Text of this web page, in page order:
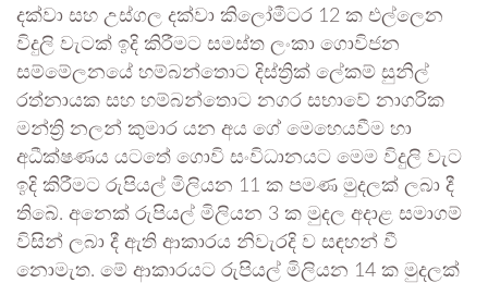
දක්වා සහ උස්ගල දක්වා කිලෝමීටර 12 ක එල්ලෙන
විදුලි වැටක් ඉදි කිරීමට සමස්ත ලංකා ගොවිජන
සම්මේලනයේ හම්බන්තොට දිස්ත්‍රික් ලේකම් සුනිල්
රත්නායක සහ හම්බන්තොට නගර සභාවේ නාගරික
මන්ත්‍රි නලන් කුමාර යන අය ගේ මෙහෙයවීම හා
අධීක්ෂණය යටතේ ගොවි සංවිධානයට මෙම විදුලි වැට
ඉදි කිරීමට රුපියල් මිලියන 11 ක පමණ මුදලක් ලබා දී
තිබේ. අනෙක් රුපියල් මිලියන 3 ක මුදල අදාළ සමාගම්
විසින් ලබා දී ඇති ආකාරය නිවැරදි ව සඳහන් වී
නොමැත. මේ ආකාරයට රුපියල් මිලියන 14 ක මුදලක්